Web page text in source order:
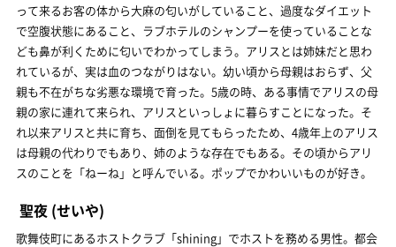
って来るお客の体から大麻の匂いがしていること、過度なダイエット
で空腹状態にあること、ラブホテルのシャンプーを使っていることな
ども鼻が利くために匂いでわかってしまう。アリスとは姉妹だと思わ
れているが、実は血のつながりはない。幼い頃から母親はおらず、父
親も不在がちな劣悪な環境で育った。5歳の時、ある事情でアリスの母
親の家に連れて来られ、アリスといっしょに暮らすことになった。そ
れ以来アリスと共に育ち、面倒を見てもらったため、4歳年上のアリス
は母親の代わりでもあり、姉のような存在でもある。その頃からアリ
スのことを「ねーね」と呼んでいる。ポップでかわいいものが好き。
聖夜 (せいや)
歌舞伎町にあるホストクラブ「shining」でホストを務める男性。都会